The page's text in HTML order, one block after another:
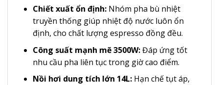
Chiết xuất ổn định:Nhóm pha bù nhiệt
truyền thống giúp nhiệt độ nước luôn ổn
định, cho chất lượng espresso đồng đều.
Công suất mạnh mẽ 3500W:Đáp ứng tốt
nhu cầu pha liên tục trong giờ cao điểm.
Nồi hơi dung tích lớn 14L:Hạn chế tụt áp,